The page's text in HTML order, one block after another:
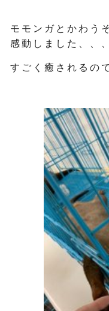
モモンガとかわう
感動しました、、、
すごく癒されるの